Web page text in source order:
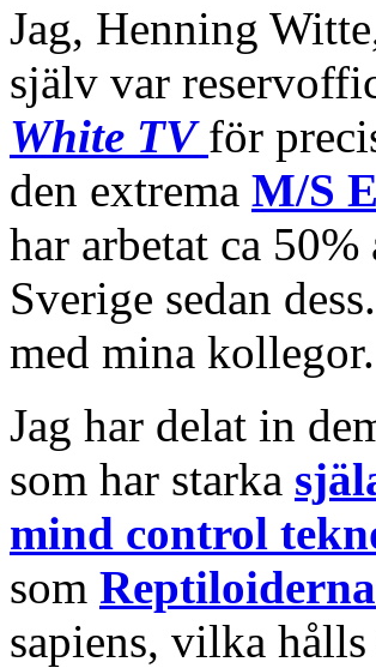
Jag, Henning
själv var
White TV för
den extrema M/S
har arbetat ca
Sverige sedan
med mina kollegor.
Jag har delat in
som har starka
mind control
som Reptiloiderna
sapiens, vilka